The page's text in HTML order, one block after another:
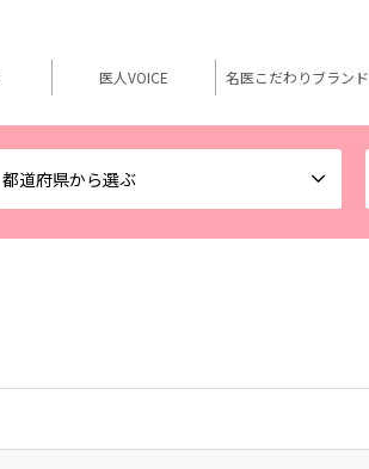
都道府県から選ぶ
医人VOICE 名医こだわりブランド